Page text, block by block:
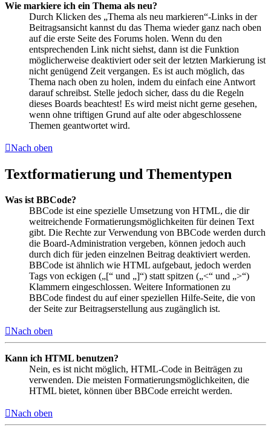
Wie markiere ich ein Thema als neu?
Durch Klicken des „Thema als neu markieren“-Links in der
Beitragsansicht kannst du das Thema wieder ganz nach oben
auf die erste Seite des Forums holen. Wenn du den
entsprechenden Link nicht siehst, dann ist die Funktion
möglicherweise deaktiviert oder seit der letzten Markierung ist
nicht genügend Zeit vergangen. Es ist auch möglich, das
Thema nach oben zu holen, indem du einfach eine Antwort
darauf schreibst. Stelle jedoch sicher, dass du die Regeln
dieses Boards beachtest! Es wird meist nicht gerne gesehen,
wenn ohne triftigen Grund auf alte oder abgeschlossene
Themen geantwortet wird.
Nach oben
Textformatierung und Thementypen
Was ist BBCode?
BBCode ist eine spezielle Umsetzung von HTML, die dir
weitreichende Formatierungsmöglichkeiten für deinen Text
gibt. Die Rechte zur Verwendung von BBCode werden durch
die Board-Administration vergeben, können jedoch auch
durch dich für jeden einzelnen Beitrag deaktiviert werden.
BBCode ist ähnlich wie HTML aufgebaut, jedoch werden
Tags von eckigen („[“ und „]“) statt spitzen („<“ und „>“)
Klammern eingeschlossen. Weitere Informationen zu
BBCode findest du auf einer speziellen Hilfe-Seite, die von
der Seite zur Beitragserstellung aus zugänglich ist.
Nach oben
Kann ich HTML benutzen?
Nein, es ist nicht möglich, HTML-Code in Beiträgen zu
verwenden. Die meisten Formatierungsmöglichkeiten, die
HTML bietet, können über BBCode erreicht werden.
Nach oben